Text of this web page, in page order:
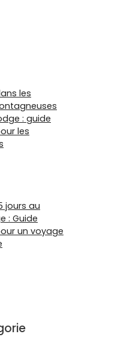
les
: guide
les
jours au
: Guide
un voyage